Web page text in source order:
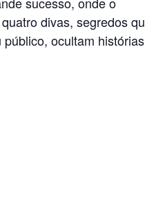
divas, segredos
ocultam histórias